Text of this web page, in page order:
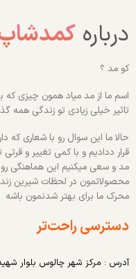
درباره کمدشاپ
کو مد ؟
اسم ما از مد میاد همون چیزی که
تاثیر خیلی زیادی تو زندگی همه
حالا ما این سوال رو با شعاری که
قرار ددادیم و با کمی تغییر و
مد و سعی میکنیم این هماهنگی رو
محصولاتمون در لحظات شیرین
محرک ما برای بهتر شدنمون باشه
دسترسی راحت‌تر
آدرس : مرکز شهر چالوس بلوار